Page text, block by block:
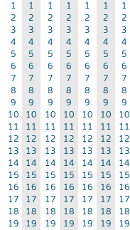
1 1 1 1 1 1 1
2
2 2 2 2 2 2
3
3 3 3 3 3 3
4
4 4 4 4 4 4
5
5 5 5 5 5 5
6
6 6 6 6 6 6
7
7 7 7 7 7 7
8
8 8 8 8 8 8
9
9 9 9 9 9 9
10
10 10 10 10 10 10
11
11 11 11 11 11 11
12
12 12 12 12 12 12
13
13 13 13 13 13 13
14
14 14 14 14 14 14
15
15 15 15 15 15 15
16
16 16 16 16 16 16
17
17 17 17 17 17 17
18
18 18 18 18 18 18
19
19 19 19 19 19 19